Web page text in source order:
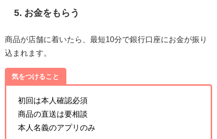
5. お金をもらう
商品が店舗に着いたら、最短10分で銀行口座にお金が振り
込まれます。
気をつけること
初回は本人確認必須
商品の直送は要相談
本人名義のアプリのみ